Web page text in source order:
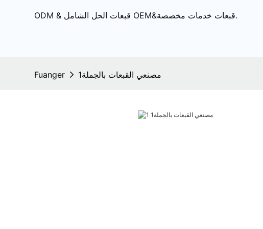
ODM & قبعات الحل الشامل OEM&قبعات خدمات مخصصة.
Fuanger مصنعي القبعات بالجملة1